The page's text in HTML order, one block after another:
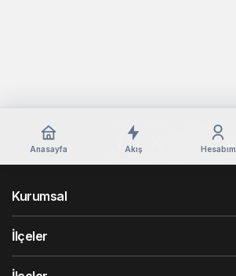
Anasayfa Akış Hesabım
Kurumsal
İlçeler